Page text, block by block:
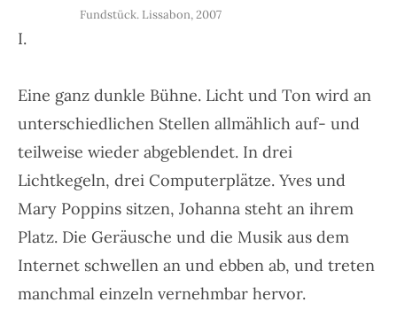
Fundstück. Lissabon, 2007
I.
Eine ganz dunkle Bühne. Licht und Ton wird an
unterschiedlichen Stellen allmählich auf- und
teilweise wieder abgeblendet. In drei
Lichtkegeln, drei Computerplätze. Yves und
Mary Poppins sitzen, Johanna steht an ihrem
Platz. Die Geräusche und die Musik aus dem
Internet schwellen an und ebben ab, und treten
manchmal einzeln vernehmbar hervor.